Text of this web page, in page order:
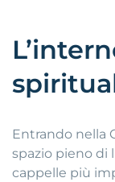
Entrando nella
spazio pieno di
cappelle più